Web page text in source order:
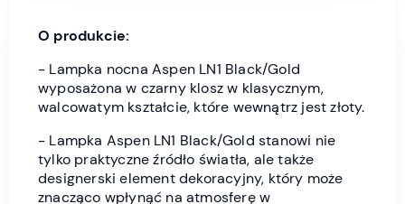
O produkcie:
- Lampka nocna Aspen LN1 Black/Gold
wyposażona w czarny klosz w klasycznym,
walcowatym kształcie, które wewnątrz jest złoty.
- Lampka Aspen LN1 Black/Gold stanowi nie
tylko praktyczne źródło światła, ale także
designerski element dekoracyjny, który może
znacząco wpłynąć na atmosferę w